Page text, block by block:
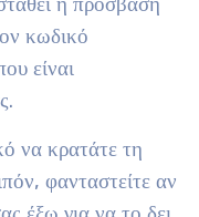
κωδικό
είναι
να κρατάτε τη
φανταστείτε αν